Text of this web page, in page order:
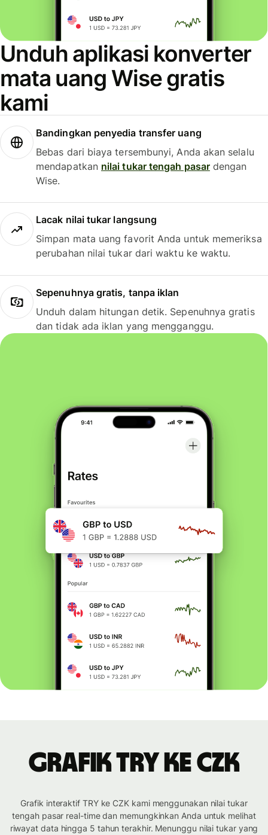
Unduh aplikasi konverter
mata uang Wise gratis
kami
Bandingkan penyedia transfer uang
Bebas dari biaya tersembunyi, Anda akan selalu
mendapatkan nilai tukar tengah pasardengan
Wise.
Lacak nilai tukar langsung
Simpan mata uang favorit Anda untuk memeriksa
perubahan nilai tukar dari waktu ke waktu.
Sepenuhnya gratis, tanpa iklan
Unduh dalam hitungan detik. Sepenuhnya gratis
dan tidak ada iklan yang mengganggu.
Grafik TRY ke CZK
Grafik interaktif TRY ke CZK kami menggunakan nilai tukar
tengah pasar real-time dan memungkinkan Anda untuk melihat
riwayat data hingga 5 tahun terakhir. Menunggu nilai tukar yang